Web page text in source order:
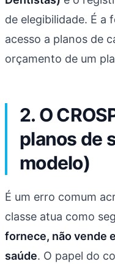
de elegibilidade. É a
acesso a planos de
orçamento de um
2. O
planos de
modelo)
É um erro comum
classe atua como
fornece, não vende
saúde. O papel do